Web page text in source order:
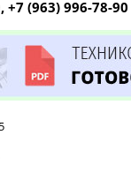
+7 (963) 996-78-90